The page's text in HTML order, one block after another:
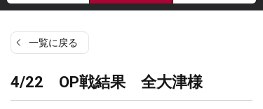
一覧に戻る
4/22 OP戦結果 全大津様